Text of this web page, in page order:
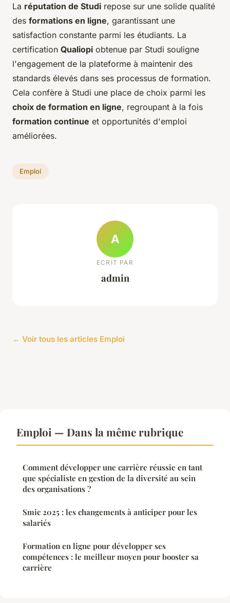
La réputation de Studi repose sur une solide qualité
des formations en ligne, garantissant une
satisfaction constante parmi les étudiants. La
certification Qualiopi obtenue par Studi souligne
l'engagement de la plateforme à maintenir des
standards élevés dans ses processus de formation.
Cela confère à Studi une place de choix parmi les
choix de formation en ligne, regroupant à la fois
formation continue et opportunités d'emploi
améliorées.
Emploi
A
ECRIT PAR
admin
← Voir tous les articles Emploi
Emploi — Dans la même rubrique
Comment développer une carrière réussie en tant
que spécialiste en gestion de la diversité au sein
des organisations ?
Smic 2025 : les changements à anticiper pour les
salariés
Formation en ligne pour développer ses
compétences : le meilleur moyen pour booster sa
carrière